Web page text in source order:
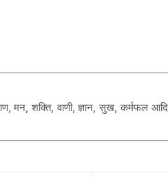
मन, शक्ति, वाणी, ज्ञान, सुख, कर्मफल